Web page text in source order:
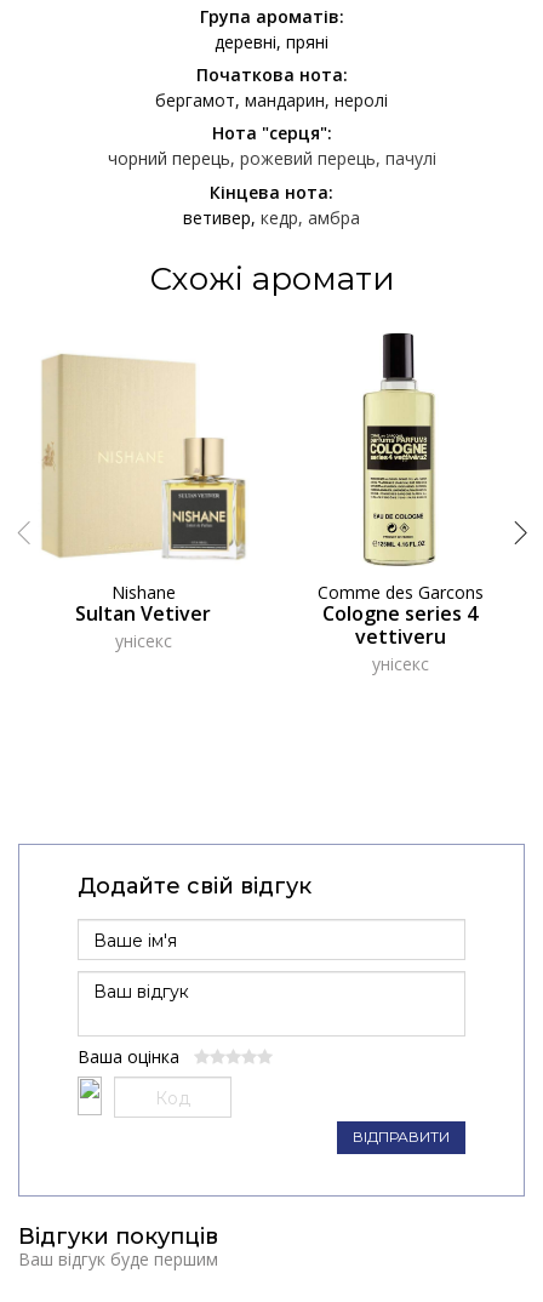
Група ароматів:
деревні пряні
Початкова нота:
бергамот мандарин неролі
Нота "серця":
чорний перець рожевий перець пачулі
Кінцева нота:
ветивер кедр амбра
Схожі аромати
Nishane
Sultan Vetiver
унісекс
Comme des Garcons
Cologne series 4
vettiveru
унісекс
Додайте свій відгук
Ваша оцінка
ВІДПРАВИТИ
Відгуки покупців
Ваш відгук буде першим